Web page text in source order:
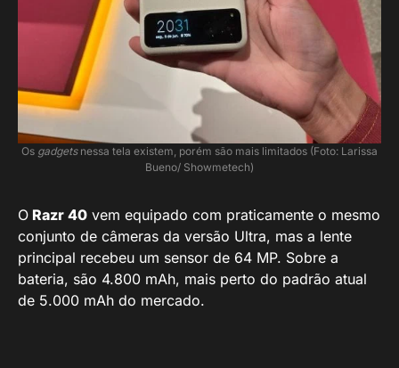
Os gadgetsnessa tela existem, porém são mais limitados (Foto: Larissa
Bueno/ Showmetech)
O Razr 40 vem equipado com praticamente o mesmo
conjunto de câmeras da versão Ultra, mas a lente
principal recebeu um sensor de 64 MP. Sobre a
bateria, são 4.800 mAh, mais perto do padrão atual
de 5.000 mAh do mercado.